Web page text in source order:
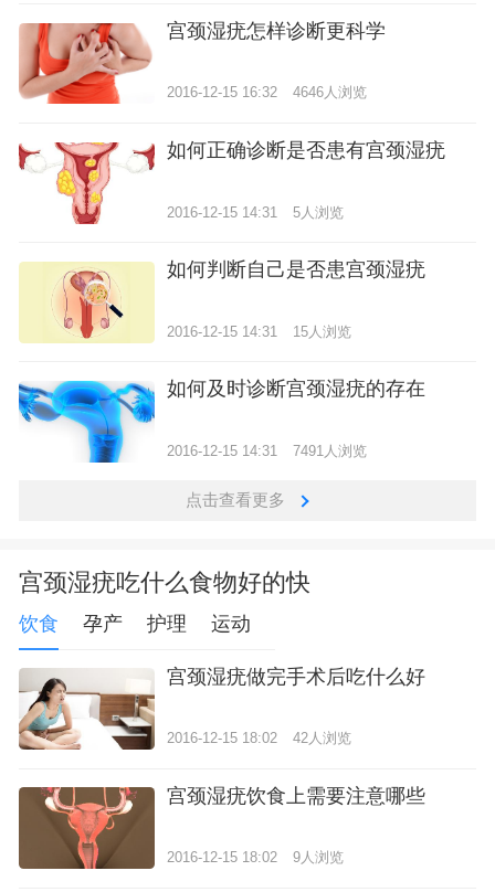
宫颈湿疣怎样诊断更科学
2016-12-15 16:32 4646人浏览
如何正确诊断是否患有宫颈湿疣
2016-12-15 14:31 5人浏览
如何判断自己是否患宫颈湿疣
2016-12-15 14:31 15人浏览
如何及时诊断宫颈湿疣的存在
2016-12-15 14:31 7491人浏览
点击查看更多
宫颈湿疣吃什么食物好的快
饮食 孕产 护理 运动
宫颈湿疣做完手术后吃什么好
2016-12-15 18:02 42人浏览
宫颈湿疣饮食上需要注意哪些
2016-12-15 18:02 9人浏览